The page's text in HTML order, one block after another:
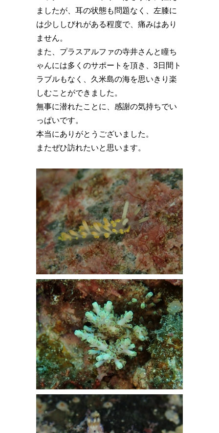
ましたが、耳の状態も問題なく、左膝に
は少ししびれがある程度で、痛みはあり
ません。
また、プラスアルファの寺井さんと瞳ち
ゃんには多くのサポートを頂き、3日間ト
ラブルもなく、久米島の海を思いきり楽
しむことができました。
無事に潜れたことに、感謝の気持ちでい
っぱいです。
本当にありがとうございました。
またぜひ訪れたいと思います。